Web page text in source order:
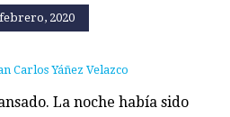
2020
Carlos Yáñez Velazco
La noche había sido